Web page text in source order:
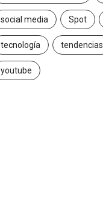
social media Spot
tecnología tendencias
youtube